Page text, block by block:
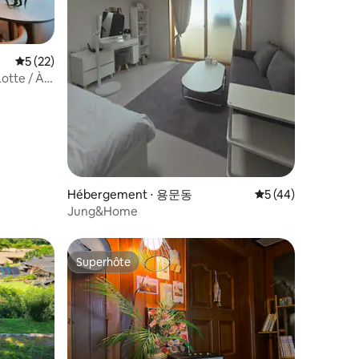
la
pourrez
du
: 5 sur 5
Évaluation moyenne sur la base de 22 commentaires : 5 sur 5
5 (22)
/ À
Hébergement ⋅ 용문동 Évaluation
5 (44)
Jung&Home
Superhôte
Superhôte